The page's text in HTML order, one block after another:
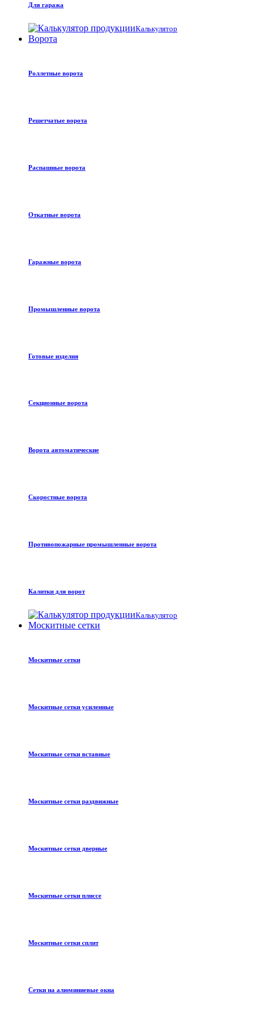
Для гаража
Калькулятор
Ворота
Роллетные ворота
Решетчатые ворота
Распашные ворота
Откатные ворота
Гаражные ворота
Промышленные ворота
Готовые изделия
Секционные ворота
Ворота автоматические
Скоростные ворота
Противопожарные промышленные ворота
Калитки для ворот
Калькулятор
Москитные сетки
Москитные сетки
Москитные сетки усиленные
Москитные сетки вставные
Москитные сетки раздвижные
Москитные сетки дверные
Москитные сетки плиссе
Москитные сетки сплит
Сетки на алюминиевые окна